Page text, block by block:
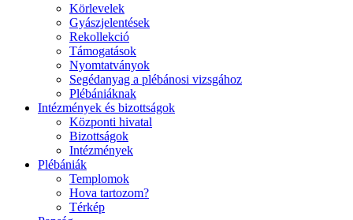
Körlevelek
Gyászjelentések
Rekollekció
Támogatások
Nyomtatványok
Segédanyag a plébánosi vizsgához
Plébániáknak
Intézmények és bizottságok
Központi hivatal
Bizottságok
Intézmények
Plébániák
Templomok
Hova tartozom?
Térkép